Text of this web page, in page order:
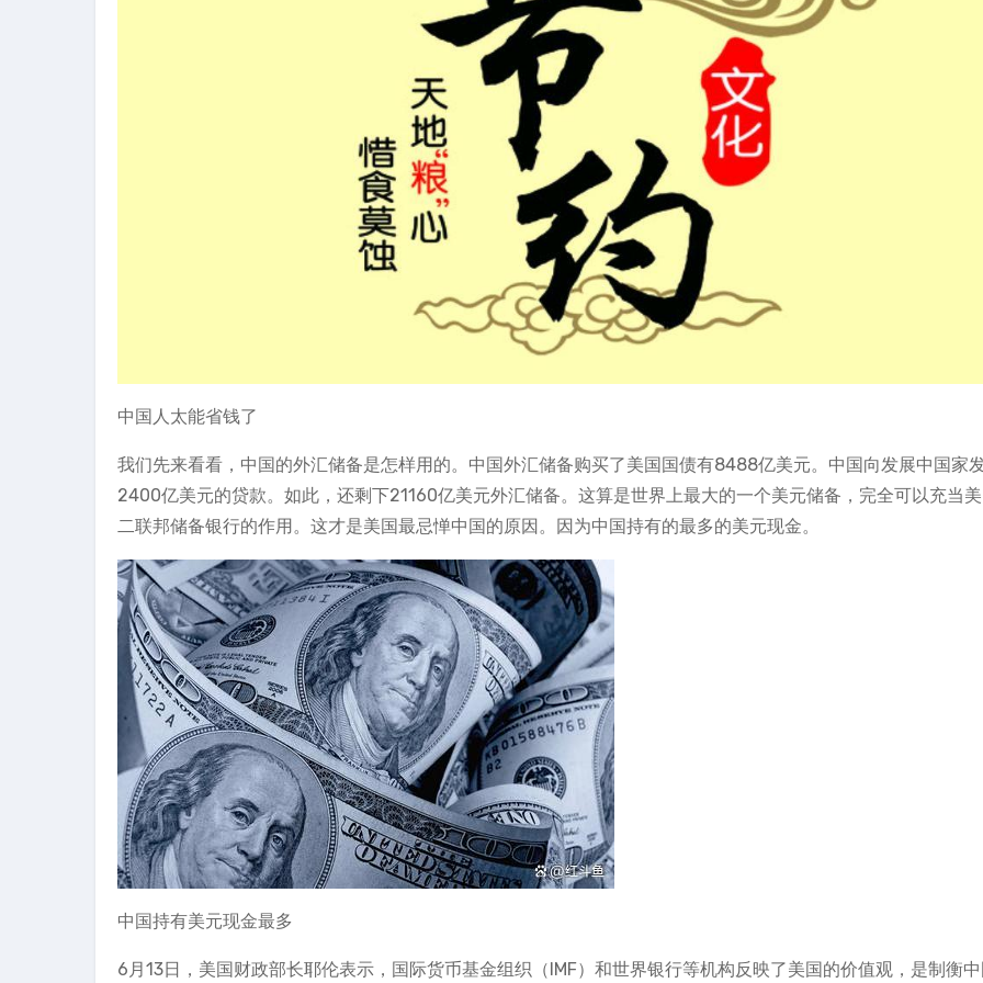
中国人太能省钱了
我们先来看看，中国的外汇储备是怎样用的。中国外汇储备购买了美国国债有8488亿美元。中国向发展中国家
2400亿美元的贷款。如此，还剩下21160亿美元外汇储备。这算是世界上最大的一个美元储备，完全可以充当
二联邦储备银行的作用。这才是美国最忌惮中国的原因。因为中国持有的最多的美元现金。
中国持有美元现金最多
6月13日，美国财政部长耶伦表示，国际货币基金组织（IMF）和世界银行等机构反映了美国的价值观，是制衡